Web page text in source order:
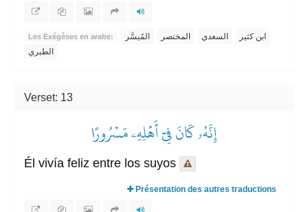
Les Exégèses en arabe: المُيسَّر المختصر السعدي
ابن كثير
الطبري
Verset: 13
إِنَّهُۥ كَانَ فِيٓ أَهۡلِهِۦ مَسۡرُورًا
Él vivía feliz entre los suyos
Présentation des autres traductions